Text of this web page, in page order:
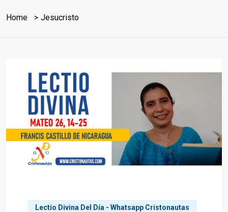
Home Jesucristo
Lectio Divina Del Día - Whatsapp Cristonautas